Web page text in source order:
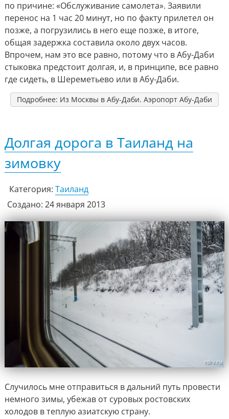
по причине: «Обслуживание самолета». Заявили
перенос на 1 час 20 минут, но по факту прилетел он
позже, а погрузились в него еще позже, в итоге,
общая задержка составила около двух часов.
Впрочем, нам это все равно, потому что в Абу-Даби
стыковка предстоит долгая, и, в принципе, все равно
где сидеть, в Шереметьево или в Абу-Даби.
Подробнее: Из Москвы в Абу-Даби. Аэропорт Абу-Даби
Долгая дорога в Таиланд на
зимовку
Категория: Таиланд
Создано: 24 января 2013
Случилось мне отправиться в дальний путь провести
немного зимы, убежав от суровых ростовских
холодов в теплую азиатскую страну.